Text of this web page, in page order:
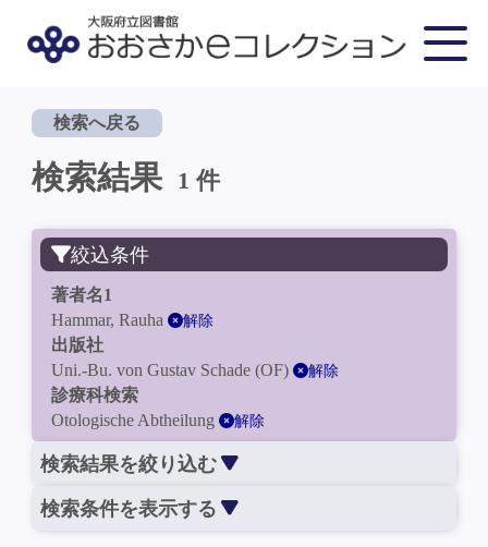
検索へ戻る
検索結果 1 件
絞込条件
著者名1
Hammar, Rauha
解除
出版社
Uni.-Bu. von Gustav Schade (OF)
解除
診療科検索
Otologische Abtheilung
解除
検索結果を絞り込む
検索条件を表示する